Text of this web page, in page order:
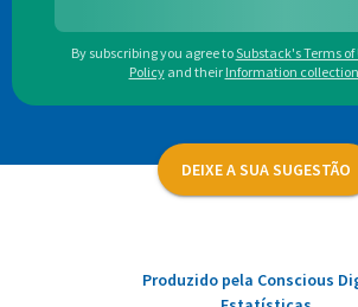
By subscribing you agree toSubstack's Terms of
Policy and their Information
DEIXE A SUA SUGESTÃO
Produzido pela Conscious